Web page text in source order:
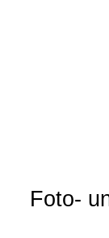
Foto-